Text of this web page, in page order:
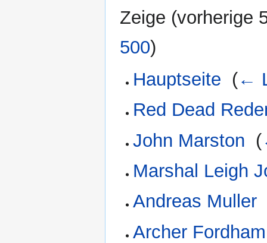
Zeige (vorherige
500)
Hauptseite (←
Red Dead
John Marston (
Marshal Leigh
Andreas Muller
Archer Fordham